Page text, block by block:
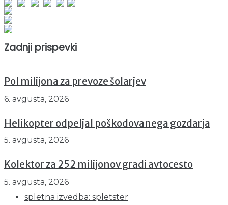
Zadnji prispevki
Pol milijona za prevoze šolarjev
6. avgusta, 2026
Helikopter odpeljal poškodovanega gozdarja
5. avgusta, 2026
Kolektor za 252 milijonov gradi avtocesto
5. avgusta, 2026
spletna izvedba: spletster